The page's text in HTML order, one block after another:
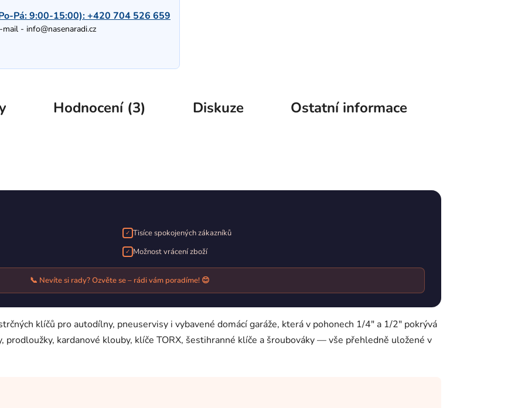
Pá: 9:00-15:00):+420 704 526 659
mail - info@nasenaradi.cz
Hodnocení (3) Diskuze Ostatní informace
✓ Tisíce spokojených zákazníků
✓ Možnost vrácení zboží
📞 Nevíte si rady? Ozvěte se – rádi vám poradíme! 😊
klíčů pro autodílny, pneuservisy i vybavené domácí garáže, která v pohonech 1/4" a 1/2" pokrývá
prodloužky, kardanové klouby, klíče TORX, šestihranné klíče a šroubováky — vše přehledně uložené v